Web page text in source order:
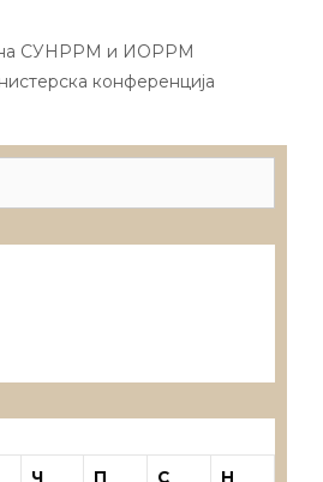
на СУНРРМ и ИОРРМ
конференција
Ч П С Н